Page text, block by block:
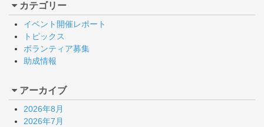
カテゴリー
イベント開催レポート
トピックス
ボランティア募集
助成情報
アーカイブ
2026年8月
2026年7月